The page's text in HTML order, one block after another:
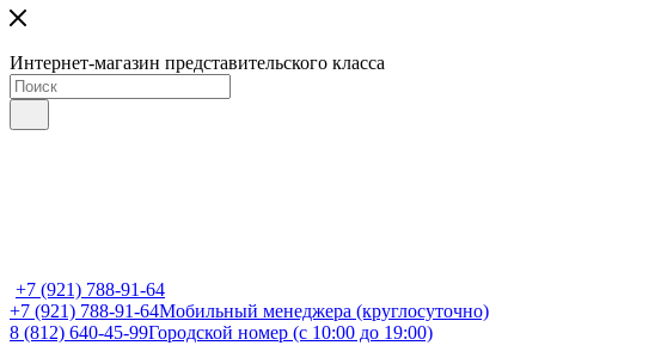
Интернет-магазин представительского класса
+7 (921) 788-91-64
+7 (921) 788-91-64Мобильный менеджера (круглосуточно)
8 (812) 640-45-99Городской номер (с 10:00 до 19:00)